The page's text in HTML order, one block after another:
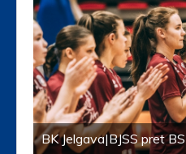
BK Jelgava|BJSS pret